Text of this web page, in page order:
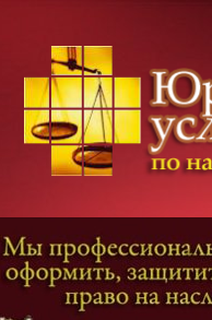
Категории
Наследование и